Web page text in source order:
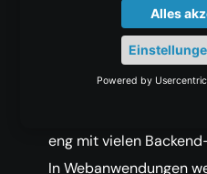
Einbindung in
Workflows
eng mit vielen
In Webanwendungen